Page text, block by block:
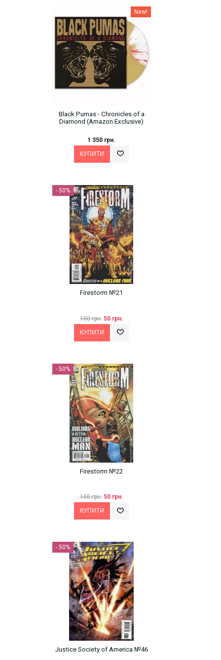
New!
Black Pumas - Chronicles of a
Diamond (Amazon Exclusive)
1 350 грн.
- 50%
Firestorm №21
100 грн. 50 грн.
- 50%
Firestorm №22
100 грн. 50 грн.
- 50%
Justice Society of America №46